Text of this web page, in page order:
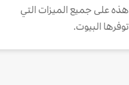
هذه على جميع الميزات التي
توفرها البيوت.